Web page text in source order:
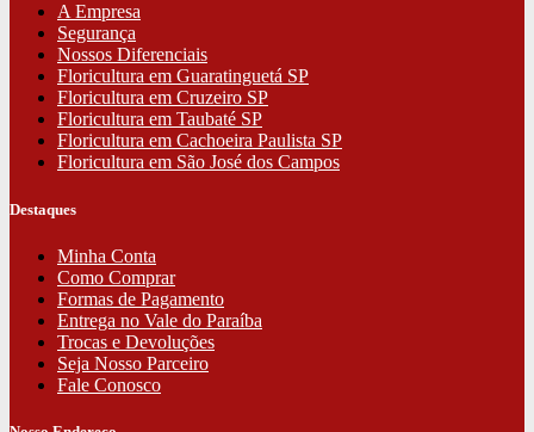
A Empresa
Segurança
Nossos Diferenciais
Floricultura em Guaratinguetá SP
Floricultura em Cruzeiro SP
Floricultura em Taubaté SP
Floricultura em Cachoeira Paulista SP
Floricultura em São José dos Campos
Destaques
Minha Conta
Como Comprar
Formas de Pagamento
Entrega no Vale do Paraíba
Trocas e Devoluções
Seja Nosso Parceiro
Fale Conosco